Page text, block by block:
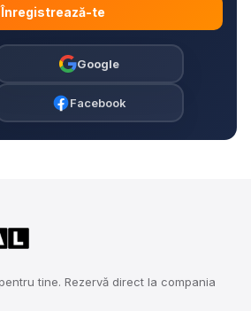
Înregistrează-te
Google
Facebook
tine. Rezervă direct la compania